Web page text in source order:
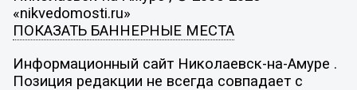
«nikvedomosti.ru»
ПОКАЗАТЬ БАННЕРНЫЕ МЕСТА
Информационный сайт Николаевск-на-Амуре .
Позиция редакции не всегда совпадает с